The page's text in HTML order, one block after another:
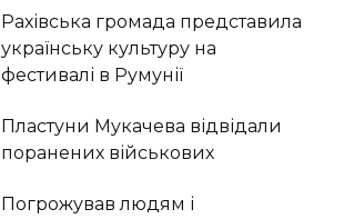
Рахівська громада представила
українську культуру на
фестивалі в Румунії
Пластуни Мукачева відвідали
поранених військових
Погрожував людям і